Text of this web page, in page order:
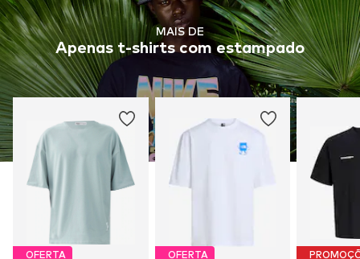
MAIS DE
Apenas t-shirts com estampado
OFERTA OFERTA